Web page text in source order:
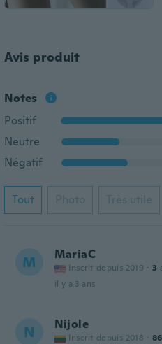
Avis produit
Notes
Positif
Neutre
Négatif
Tout Photo Très utile
M MariaC
Inscrit depuis 2019 · 3
il y a 3 ans
N Nijole
Inscrit depuis 2018 · 86